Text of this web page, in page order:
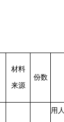
材料
来源
份数
用